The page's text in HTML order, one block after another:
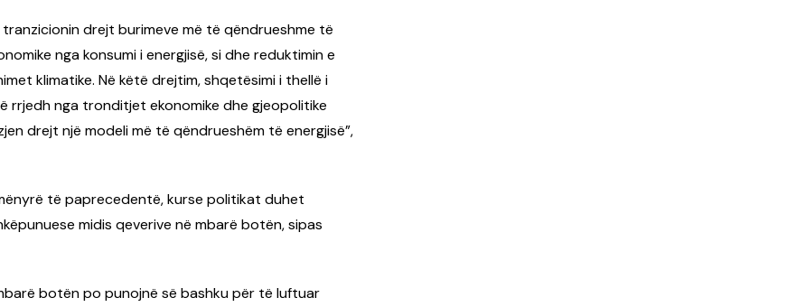
drejt burimeve më të qëndrueshme të
nga konsumi i energjisë, si dhe reduktimin e
klimatike. Në këtë drejtim, shqetësimi i thellë i
rrjedh nga tronditjet ekonomike dhe gjeopolitike
drejt një modeli më të qëndrueshëm të energjisë”,
të paprecedentë, kurse politikat duhet
midis qeverive në mbarë botën, sipas
botën po punojnë së bashku për të luftuar